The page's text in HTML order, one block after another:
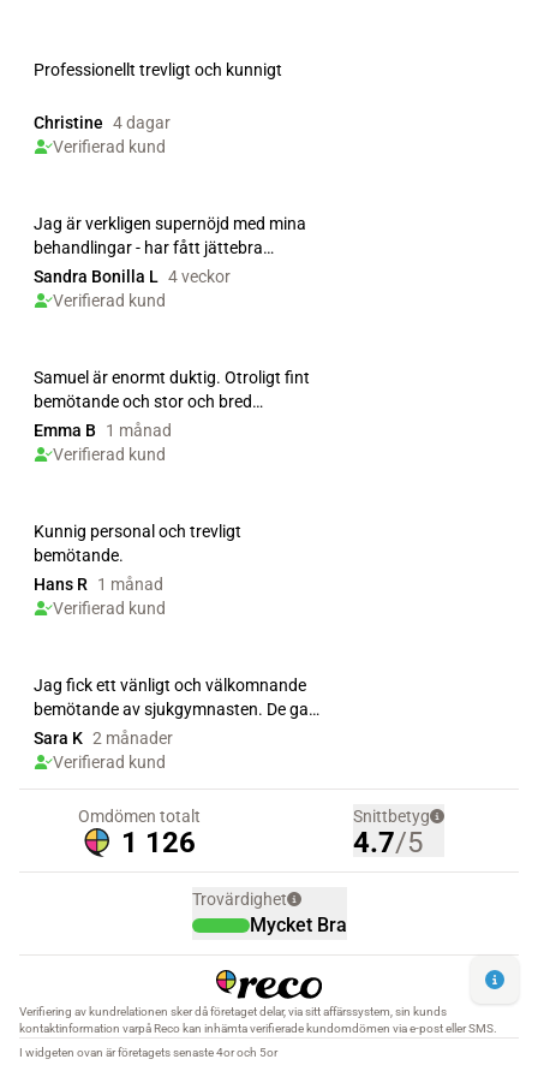
Professionellt trevligt och kunnigt
Christine 4 dagar
Verifierad kund
Jag är verkligen supernöjd med mina
behandlingar - har fått jättebra
bemötande och jag kän...
Sandra Bonilla L 4 veckor
Verifierad kund
Samuel är enormt duktig. Otroligt fint
bemötande och stor och bred
kompetens. Jag har gått...
Emma B
1 månad
Verifierad kund
Kunnig personal och trevligt
bemötande.
Hans R
1 månad
Verifierad kund
Jag fick ett vänligt och välkomnande
bemötande av sjukgymnasten. De gav
ett kompetent och...
Sara K 2 månader
Verifierad kund
Omdömen totalt
1 126
Snittbetyg
4.7/5
Trovärdighet
Mycket Bra
Verifiering av kundrelationen sker då företaget delar, via sitt affärssystem, sin kunds
kontaktinformation varpå Reco kan inhämta verifierade kundomdömen via e-post eller SMS.
I widgeten ovan är företagets senaste 4or och 5or